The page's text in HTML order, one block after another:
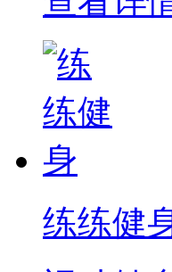
练练健